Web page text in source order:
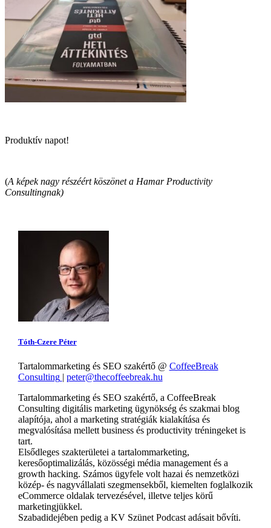
Produktív napot!
(A képek nagy részéért köszönet a Hamar Productivity
Consultingnak)
Tóth-Czere Péter
Tartalommarketing és SEO szakértő@ CoffeeBreak
Consulting | peter@thecoffeebreak.hu
Tartalommarketing és SEO szakértő, a CoffeeBreak
Consulting digitális marketing ügynökség és szakmai blog
alapítója, ahol a marketing stratégiák kialakítása és
megvalósítása mellett business és productivity tréningeket is
tart.
Elsődleges szakterületei a tartalommarketing,
keresőoptimalizálás, közösségi média management és a
growth hacking. Számos ügyfele volt hazai és nemzetközi
közép- és nagyvállalati szegmensekből, kiemelten foglalkozik
eCommerce oldalak tervezésével, illetve teljes körű
marketingjükkel.
Szabadidejében pedig a KV Szünet Podcast adásait bővíti.